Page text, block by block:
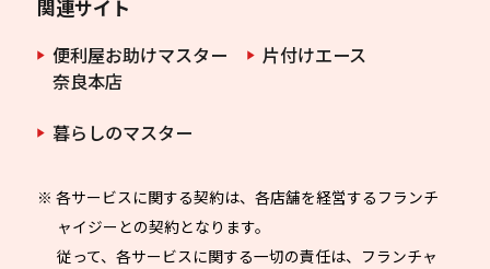
関連サイト
便利屋お助けマスター
奈良本店
片付けエース
暮らしのマスター
※ 各サービスに関する契約は、各店舗を経営するフランチ
ャイジーとの契約となります。
従って、各サービスに関する一切の責任は、フランチャ